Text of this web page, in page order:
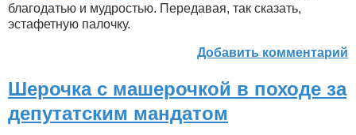
благодатью и мудростью. Передавая, так сказать,
эстафетную палочку.
Добавить комментарий
Шерочка с машерочкой в походе за
депутатским мандатом